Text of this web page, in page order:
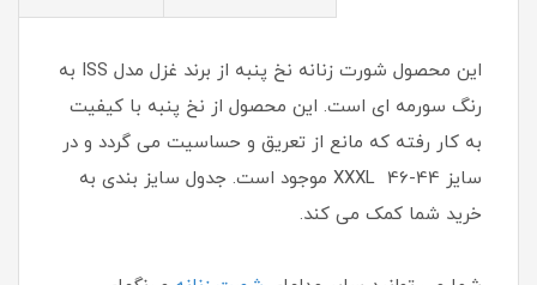
این محصول شورت زنانه نخ پنبه از برند غزل مدل ISS به
رنگ سورمه ای است. این محصول از نخ پنبه با کیفیت
به کار رفته که مانع از تعریق و حساسیت می گردد و در
سایز 44-46 XXXL موجود است. جدول سایز بندی به
خرید شما کمک می کند.